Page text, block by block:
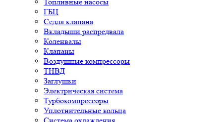
ГБЦ
Седла клапана
Вкладыши распредвала
Коленвалы
Клапаны
Воздушные компрессоры
ТНВД
Заглушки
Электрическая система
Турбокомпрессоры
Уплотнительные кольца